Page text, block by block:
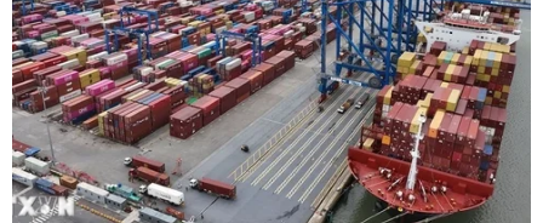
Trang trọng Lễ kỷ niệm 120 năm Ngày
sinh Tổng bí thư Trần Phú